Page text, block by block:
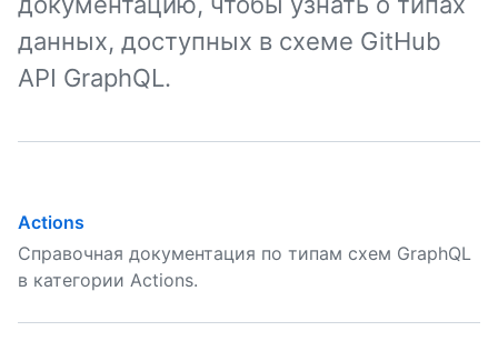
данных, доступных в схеме GitHub
API GraphQL.
Actions
Справочная документация по типам схем GraphQL
в категории Actions.